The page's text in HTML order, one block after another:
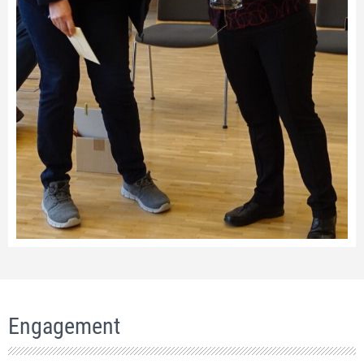
Engagement